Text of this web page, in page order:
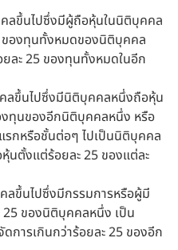
ขึ้นไปซึ่งมีผู้ถือหุ้นในนิติบุคคล
องทุนทั้งหมดของนิติบุคคล
ละ 25 ของทุนทั้งหมดในอีก
ขึ้นไปซึ่งมีนิติบุคคลหนึ่งถือหุ้น
ทุนของอีกนิติบุคคลหนึ่ง หรือ
กหรือชั้นต่อๆ ไปเป็นนิติบุคคล
ตั้งแต่ร้อยละ 25 ของแต่ละ
ขึ้นไปซึ่งมีกรรมการหรือผู้มี
25 ของนิติบุคคลหนึ่ง เป็น
การเกินกว่าร้อยละ 25 ของอีก